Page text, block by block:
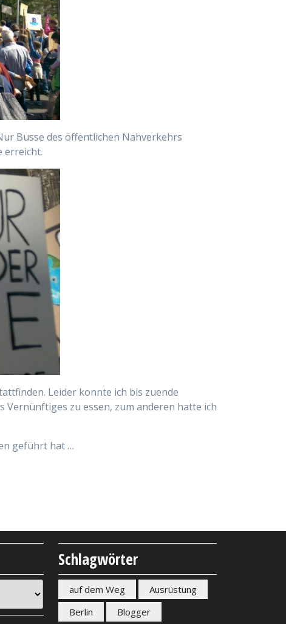
Busse des öffentlichen Nahverkehrs
erreicht.
Leider konnte ich bis zuende
Vernünftiges zu essen, zum anderen hatte ich
geführt hat …
Schlagwörter
auf dem Weg
Ausrüstung
Berlin
Blogger